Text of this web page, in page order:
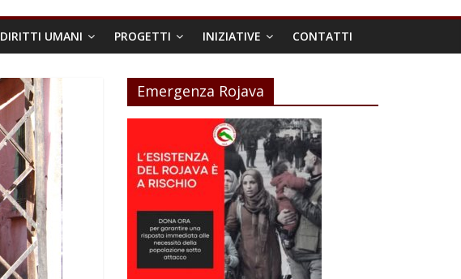
DIRITTI UMANI PROGETTI INIZIATIVE CONTATTI
Emergenza Rojava